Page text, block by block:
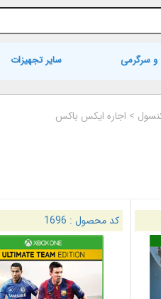
و سرگرمی سایر تجهیزات
> اجاره ایکس باکس
کد محصول : 1696